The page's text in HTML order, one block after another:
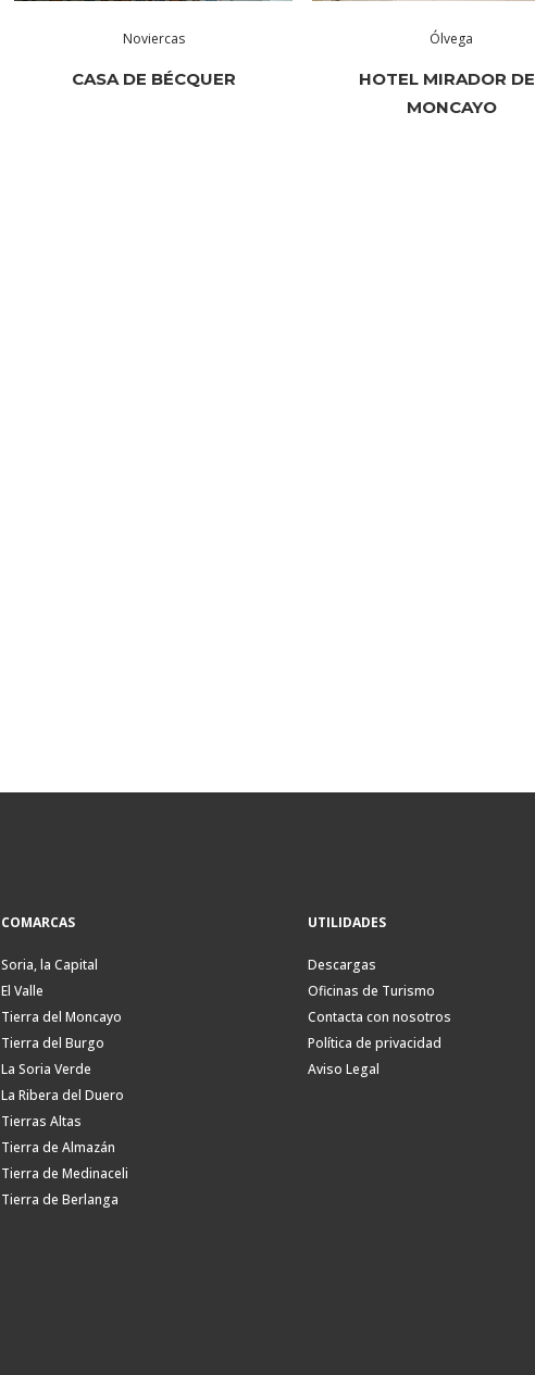
Noviercas
CASA DE BÉCQUER
Ólvega
HOTEL MIRADOR
MONCAYO
COMARCAS
Soria, la Capital
El Valle
Tierra del Moncayo
Tierra del Burgo
La Soria Verde
La Ribera del Duero
Tierras Altas
Tierra de Almazán
Tierra de Medinaceli
Tierra de Berlanga
UTILIDADES
Descargas
Oficinas de Turismo
Contacta con nosotros
Política de privacidad
Aviso Legal